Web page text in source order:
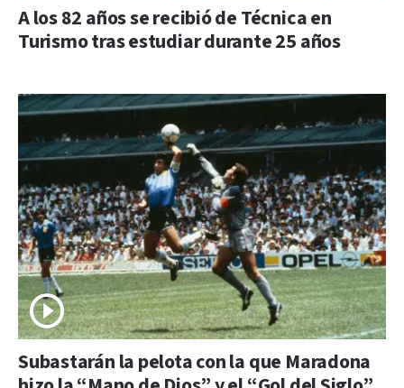
A los 82 años se recibió de Técnica en
Turismo tras estudiar durante 25 años
Subastarán la pelota con la que Maradona